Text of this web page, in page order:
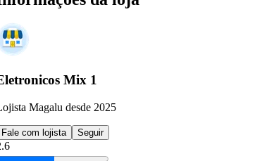
Mix 1
Magalu desde 2025
Fale com lojista Seguir